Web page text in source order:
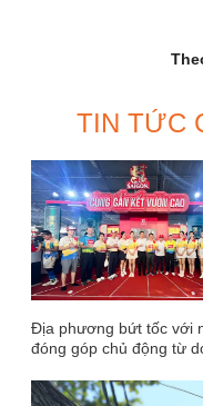
TIN TỨC
Địa phương bứt tốc với
đóng góp chủ động từ